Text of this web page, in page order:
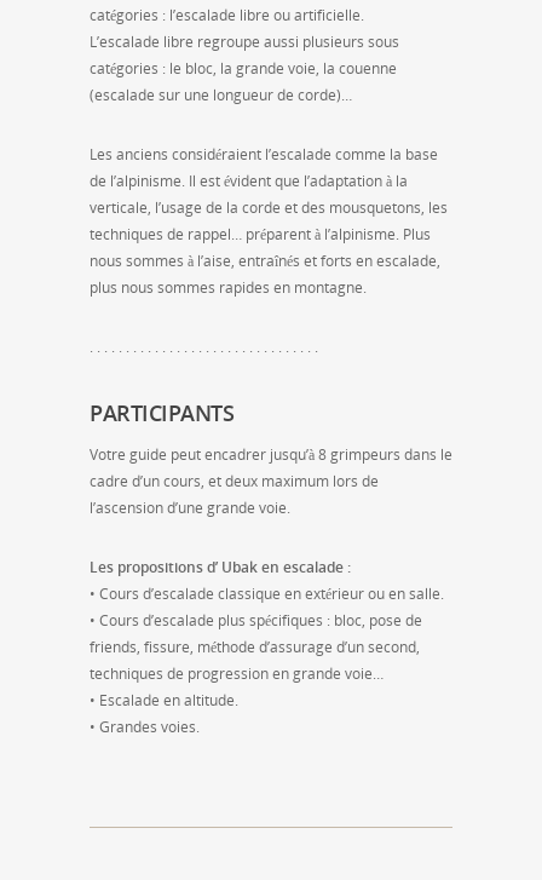
catégories : l’escalade libre ou artificielle.
L’escalade libre regroupe aussi plusieurs sous
catégories : le bloc, la grande voie, la couenne
(escalade sur une longueur de corde)…
Les anciens considéraient l’escalade comme la base
de l’alpinisme. Il est évident que l’adaptation à la
verticale, l’usage de la corde et des mousquetons, les
techniques de rappel… préparent à l’alpinisme. Plus
nous sommes à l’aise, entraînés et forts en escalade,
plus nous sommes rapides en montagne.
. . . . . . . . . . . . . . . . . . . . . . . . . . . . . . . .
PARTICIPANTS
Votre guide peut encadrer jusqu’à 8 grimpeurs dans le
cadre d’un cours, et deux maximum lors de
l’ascension d’une grande voie.
Les propositions d’ Ubak en escalade :
• Cours d’escalade classique en extérieur ou en salle.
• Cours d’escalade plus spécifiques : bloc, pose de
friends, fissure, méthode d’assurage d’un second,
techniques de progression en grande voie…
• Escalade en altitude.
• Grandes voies.